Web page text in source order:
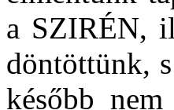
a SZIRÉN,
döntöttünk,
később